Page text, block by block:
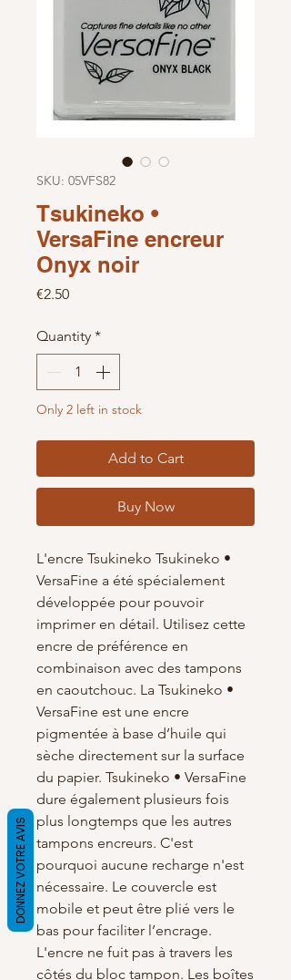
SKU: 05VFS82
Tsukineko •
VersaFine encreur
Onyx noir
€2.50Price
Quantity *
Only 2 left in stock
Add to Cart
Buy Now
L'encre Tsukineko Tsukineko •
VersaFine a été spécialement
développée pour pouvoir
imprimer en détail. Utilisez cette
encre de préférence en
combinaison avec des tampons
en caoutchouc. La Tsukineko •
VersaFine est une encre
pigmentée à base d’huile qui
sèche directement sur la surface
du papier. Tsukineko • VersaFine
dure également plusieurs fois
plus longtemps que les autres
tampons encreurs. C'est
pourquoi aucune recharge n'est
nécessaire. Le couvercle est
mobile et peut être plié vers le
bas pour faciliter l’encrage.
L'encre ne fuit pas à travers les
côtés du bloc tampon. Les boîtes
DONNEZ VOTRE AVIS